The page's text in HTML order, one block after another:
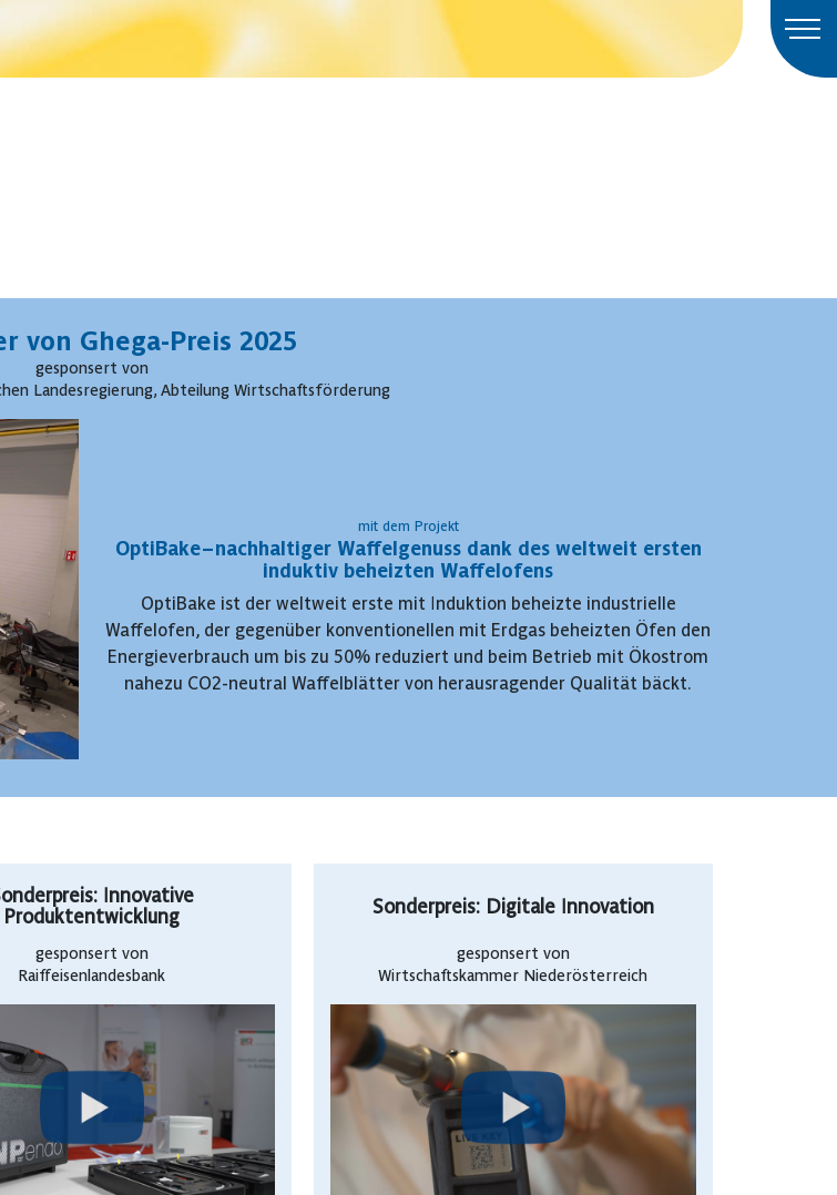
von Ghega-Preis 2025
gesponsert von
Landesregierung, Abteilung Wirtschaftsförderung
mit dem Projekt
OptiBake – nachhaltiger Waffelgenuss dank des weltweit ersten
induktiv beheizten Waffelofens
OptiBake ist der weltweit erste mit Induktion beheizte industrielle
Waffelofen, der gegenüber konventionellen mit Erdgas beheizten Öfen den
Energieverbrauch um bis zu 50% reduziert und beim Betrieb mit Ökostrom
nahezu CO2-neutral Waffelblätter von herausragender Qualität bäckt.
Innovative
Produktentwicklung
gesponsert von
Raiffeisenlandesbank
Sonderpreis: Digitale Innovation
gesponsert von
Wirtschaftskammer Niederösterreich